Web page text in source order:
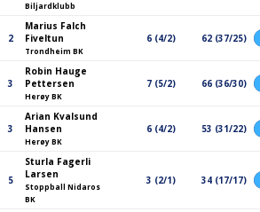
Biljardklubb
2
Marius Falch
Fiveltun
Trondheim BK
6 (4/2) 62 (37/25)
3
Robin Hauge
Pettersen
Herøy BK
7 (5/2) 66 (36/30)
3
Arian Kvalsund
Hansen
Herøy BK
6 (4/2) 53 (31/22)
5
Sturla Fagerli
Larsen
Stoppball Nidaros
BK
3 (2/1) 34 (17/17)